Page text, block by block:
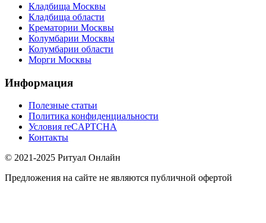
Кладбища Москвы
Кладбища области
Крематории Москвы
Колумбарии Москвы
Колумбарии области
Морги Москвы
Информация
Полезные статьи
Политика конфиденциальности
Условия reCAPTCHA
Контакты
© 2021-2025 Ритуал Онлайн
Предложения на сайте не являются публичной офертой